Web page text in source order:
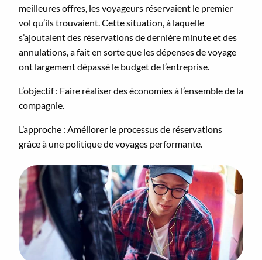
meilleures offres, les voyageurs réservaient le premier
vol qu’ils trouvaient. Cette situation, à laquelle
s’ajoutaient des réservations de dernière minute et des
annulations, a fait en sorte que les dépenses de voyage
ont largement dépassé le budget de l’entreprise.
L’objectif : Faire réaliser des économies à l’ensemble de la
compagnie.
L’approche : Améliorer le processus de réservations
grâce à une politique de voyages performante.